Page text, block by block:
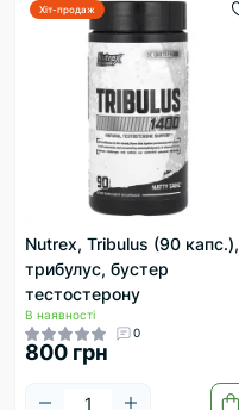
Хіт-продаж
Nutrex, Tribulus (90 капс.),
трибулус, бустер
тестостерону
В наявності
0
800 грн